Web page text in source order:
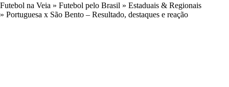
Futebol na Veia » Futebol pelo Brasil » Estaduais & Regionais
» Portuguesa x São Bento – Resultado, destaques e reação